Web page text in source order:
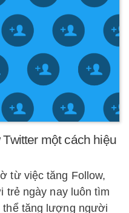
một cách hiệu
từ việc tăng Follow,
trẻ ngày nay luôn tìm
thể tăng lượng người